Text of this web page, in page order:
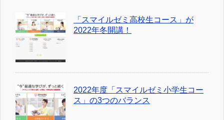
「スマイルゼミ高校生コース」が
2022年冬開講！
2022年度「スマイルゼミ小学生コー
ス」の3つのバランス